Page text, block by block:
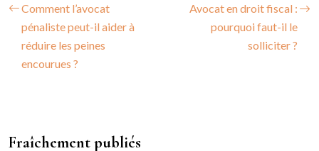
Comment l’avocat
pénaliste peut-il aider à
réduire les peines
encourues ?
Avocat en droit fiscal :
pourquoi faut-il le
solliciter ?
Fraîchement publiés